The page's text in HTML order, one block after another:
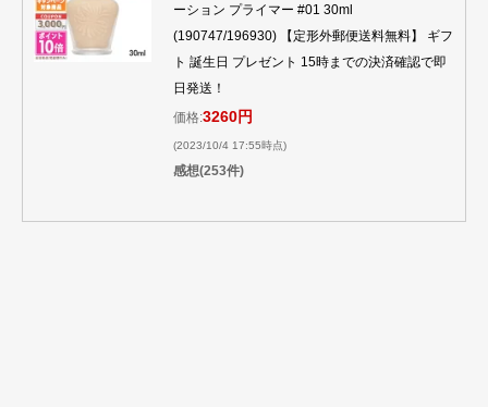
ーション プライマー #01 30ml
(190747/196930) 【定形外郵便送料無料】 ギフ
ト 誕生日 プレゼント 15時までの決済確認で即
日発送！
価格:3260円
(2023/10/4 17:55時点)
感想(253件)